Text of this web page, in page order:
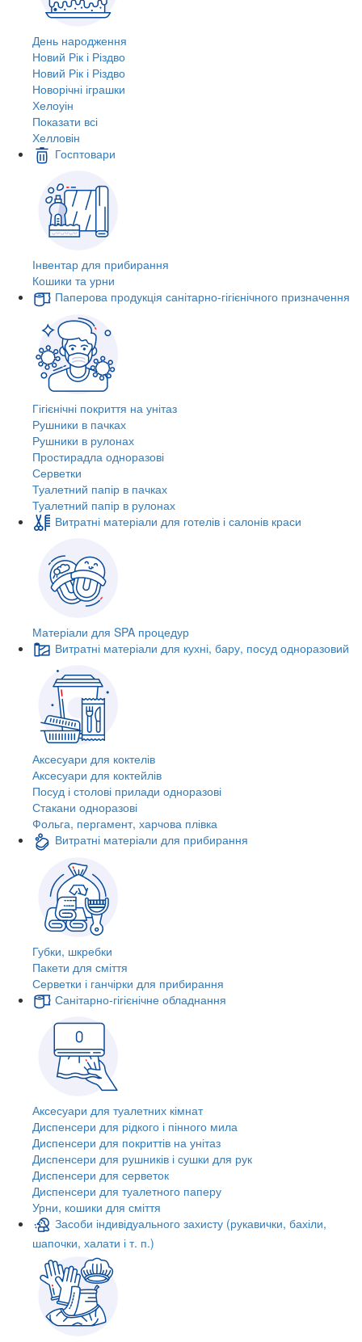
День народження
Новий Рік і Різдво
Новий Рік і Різдво
Новорічні іграшки
Хелоуін
Показати всі
Хелловін
Госптовари
Інвентар для прибирання
Кошики та урни
Паперова продукція санітарно-гігієнічного призначення
Гігієнічні покриття на унітаз
Рушники в пачках
Рушники в рулонах
Простирадла одноразові
Серветки
Туалетний папір в пачках
Туалетний папір в рулонах
Витратні матеріали для готелів і салонів краси
Матеріали для SPA процедур
Витратні матеріали для кухні, бару, посуд одноразовий
Аксесуари для коктелів
Аксесуари для коктейлів
Посуд і столові прилади одноразові
Стакани одноразові
Фольга, пергамент, харчова плівка
Витратні матеріали для прибирання
Губки, шкребки
Пакети для сміття
Серветки і ганчірки для прибирання
Санітарно-гігієнічне обладнання
Аксесуари для туалетних кімнат
Диспенсери для рідкого і пінного мила
Диспенсери для покриттів на унітаз
Диспенсери для рушників і сушки для рук
Диспенсери для серветок
Диспенсери для туалетного паперу
Урни, кошики для сміття
Засоби індивідуального захисту (рукавички, бахіли,
шапочки, халати і т. п.)